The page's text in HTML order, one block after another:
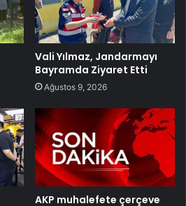
Vali Yılmaz, Jandarmayı
Bayramda Ziyaret Etti
Ağustos 9, 2026
AKP muhalefete çerçeve